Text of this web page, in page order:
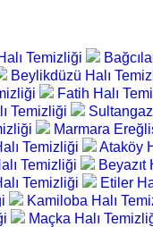
Temizliği
Beylikdüzü Halı
Fatih Halı
Temizliği
Marmara
Temizliği Ataköy
Temizliği Beyazıt
Temizliği Etiler
Kamiloba Halı
Maçka Halı